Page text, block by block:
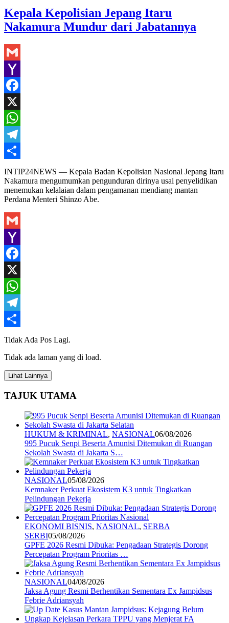
Kepala Kepolisian Jepang Itaru
Nakamura Mundur dari Jabatannya
Gmail
Yahoo
Mail
Facebook
X
WhatsApp
Telegram
Share
INTIP24NEWS — Kepala Badan Kepolisian Nasional Jepang Itaru
Nakamura mengumumkan pengunduran dirinya usai penyelidikan
menemukan kelalaian dalam pengamanan mendiang mantan
Perdana Menteri Shinzo Abe.
Gmail
Yahoo
Mail
Facebook
X
WhatsApp
Telegram
Share
Tidak Ada Pos Lagi.
Tidak ada laman yang di load.
Lihat Lainnya
TAJUK UTAMA
HUKUM & KRIMINAL, NASIONAL06/08/2026
995 Pucuk Senpi Beserta Amunisi Ditemukan di Ruangan
Sekolah Swasta di Jakarta S…
NASIONAL05/08/2026
Kemnaker Perkuat Ekosistem K3 untuk Tingkatkan
Pelindungan Pekerja
EKONOMI BISNIS, NASIONAL, SERBA
SERBI05/08/2026
GPFE 2026 Resmi Dibuka: Pengadaan Strategis Dorong
Percepatan Program Prioritas …
NASIONAL04/08/2026
Jaksa Agung Resmi Berhentikan Sementara Ex Jampidsus
Febrie Adriansyah